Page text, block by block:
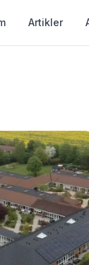
Artikler